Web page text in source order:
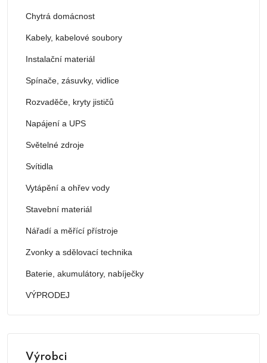
Chytrá domácnost
Kabely, kabelové soubory
Instalační materiál
Spínače, zásuvky, vidlice
Rozvaděče, kryty jističů
Napájení a UPS
Světelné zdroje
Svítidla
Vytápění a ohřev vody
Stavební materiál
Nářadí a měřící přístroje
Zvonky a sdělovací technika
Baterie, akumulátory, nabíječky
VÝPRODEJ
Výrobci